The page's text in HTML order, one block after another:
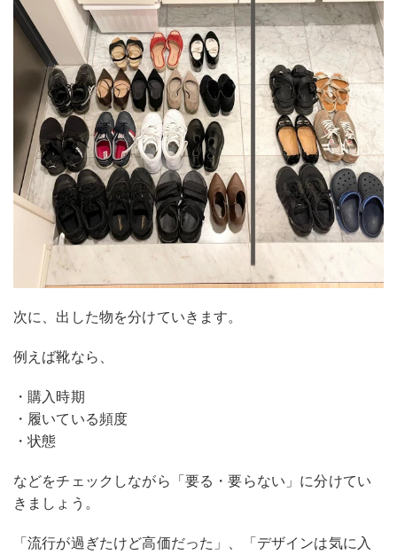
次に、出した物を分けていきます。
例えば靴なら、
・購入時期
・履いている頻度
・状態
などをチェックしながら「要る・要らない」に分けてい
きましょう。
「流行が過ぎたけど高価だった」、「デザインは気に入